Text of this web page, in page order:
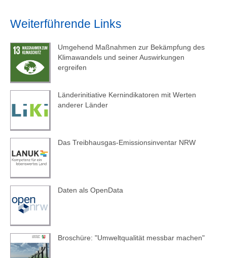
Wasser- und Stoffkreisläufe, es kommt zu
Extremwetterereignissen, Lebensräume und
Ökosysteme verändern sich und mit ihnen die
Artenzusammensetzung. Auch die
menschliche Gesundheit kann unter anderem
durch Hitze oder Niederschlagsextreme
beeinträchtigt werden. Im Sinne des
Klimaschutzes ist die weitere konsequente
Senkung der Emissionen erforderlich.
Netto-Treibhausgasneutralität bis 2050 (EU-
Klimagesetz)
Weiterführende Links
Umgehend Maßnahmen zur Bekämpfung des
Klimawandels und seiner Auswirkungen
ergreifen
Länderinitiative Kernindikatoren mit Werten
anderer Länder
Das Treibhausgas-Emissionsinventar NRW
Daten als OpenData
Broschüre: "Umweltqualität messbar machen"